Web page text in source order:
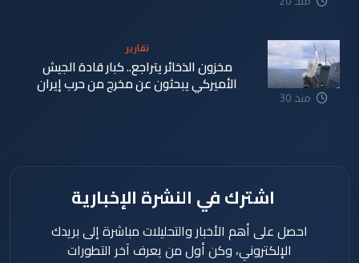
منذ 30
تقارير
مخزون الذخائر يتراجع.. كبار قادة الجيش
الأميركي يبحثون عن مخرج من حرب إيران
اشترك في النشرة الإخبارية
احصل على أهم الأخبار والتحليلات مباشرة إلى بريدك
الإلكتروني، وكن أول من يعرف آخر التطورات